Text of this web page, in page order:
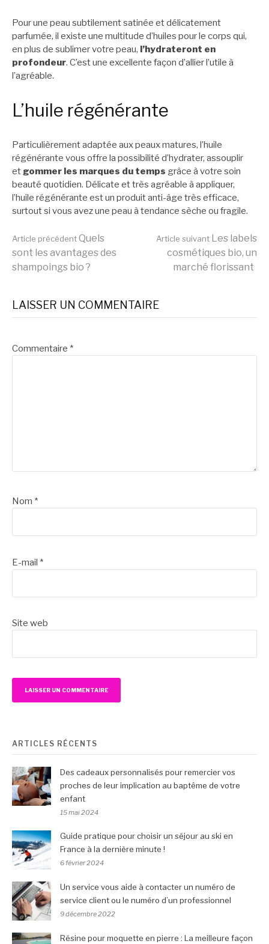
Pour une peau subtilement satinée et délicatement
parfumée, il existe une multitude d’huiles pour le corps qui,
en plus de sublimer votre peau, l’hydrateront en
profondeur. C’est une excellente façon d’allier l’utile à
l’agréable.
L’huile régénérante
Particulièrement adaptée aux peaux matures, l’huile
régénérante vous offre la possibilité d’hydrater, assouplir
etgommer les marques du temps grâce à votre soin
beauté quotidien. Délicate et très agréable à appliquer,
l’huile régénérante est un produit anti-âge très efficace,
surtout si vous avez une peau à tendance sèche ou fragile.
Lire
suite
Article précédentQuels
sont les avantages des
shampoings bio ?
Article suivant Les labels
cosmétiques bio, un
marché florissant
LAISSER UN COMMENTAIRE
Commentaire *
Nom *
E-mail *
Site web
ARTICLES RÉCENTS
Des cadeaux personnalisés pour remercier vos
proches de leur implication au baptême de votre
enfant
15 mai 2024
Guide pratique pour choisir un séjour au ski en
France à la dernière minute !
6 février 2024
Un service vous aide à contacter un numéro de
service client ou le numéro d’un professionnel
9 décembre 2022
Résine pour moquette en pierre : La meilleure façon